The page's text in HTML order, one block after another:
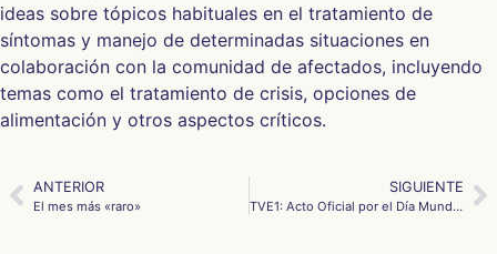
ideas sobre tópicos habituales en el tratamiento de
síntomas y manejo de determinadas situaciones en
colaboración con la comunidad de afectados, incluyendo
temas como el tratamiento de crisis, opciones de
alimentación y otros aspectos críticos.
ANTERIOR
El mes más «raro»
SIGUIENTE
TVE1: Acto Oficial por el Día Mundial de las enfermedades raras